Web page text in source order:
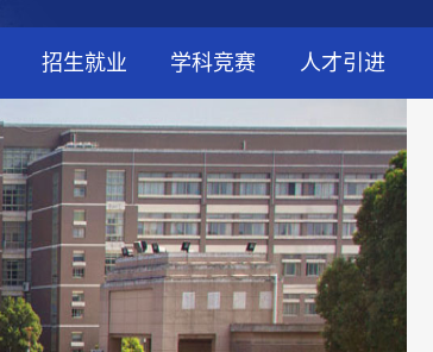
招生就业 学科竞赛 人才引进